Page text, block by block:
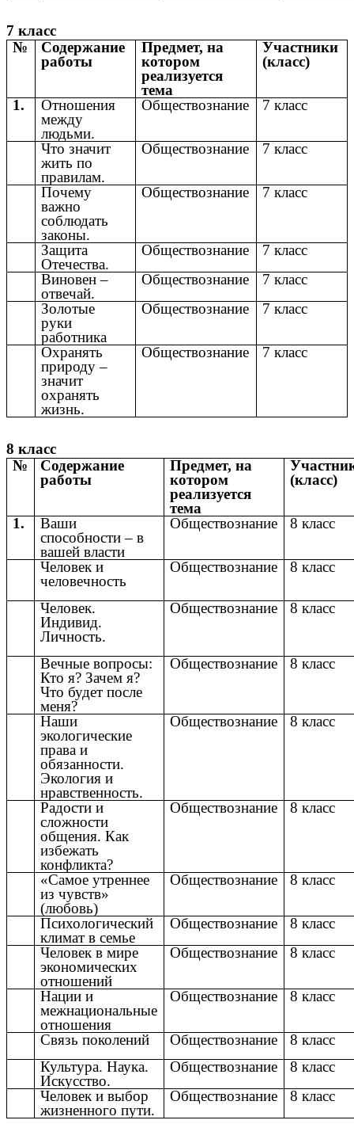
7 класс
№
Содержание
работы
Предмет, на
котором
реализуется
тема
Участники
(класс)
1.
Отношения
между
людьми.
Обществознание 7 класс
Что значит
жить по
правилам.
Обществознание 7 класс
Почему
важно
соблюдать
законы.
Обществознание 7 класс
Защита
Отечества.
Обществознание
7 класс
Виновен –
отвечай.
Обществознание
7 класс
Золотые
руки
работника
Обществознание 7 класс
Охранять
природу –
значит
охранять
жизнь.
Обществознание 7 класс
8 класс
№
Содержание
работы
Предмет, на
котором
реализуется
тема
(класс)
1.
Ваши
способности – в
вашей власти
Обществознание 8 класс
Человек и
человечность
Обществознание 8 класс
Человек.
Индивид.
Личность.
Обществознание 8 класс
Вечные вопросы:
Кто я? Зачем я?
Что будет после
меня?
Обществознание 8 класс
Наши
экологические
права и
обязанности.
Экология и
нравственность.
Обществознание 8 класс
Радости и
сложности
общения. Как
избежать
конфликта?
Обществознание 8 класс
«Самое утреннее
из чувств»
(любовь)
Обществознание 8 класс
Психологический
климат в семье
Обществознание
8 класс
Человек в мире
экономических
отношений
Обществознание 8 класс
Нации и
межнациональные
отношения
Обществознание 8 класс
Связь поколений Обществознание
8 класс
Культура. Наука.
Искусство.
Обществознание
8 класс
Человек и выбор
жизненного пути.
Обществознание 8 класс